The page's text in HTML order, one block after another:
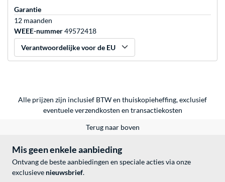
Garantie
12 maanden
WEEE-nummer49572418
Verantwoordelijke voor de EU
Alle prijzen zijn inclusief BTW en thuiskopieheffing, exclusief
eventueleverzendkosten en transactiekosten
Terug naar boven
Mis geen enkele aanbieding
Ontvang de beste aanbiedingen en speciale acties via onze
exclusieve nieuwsbrief.